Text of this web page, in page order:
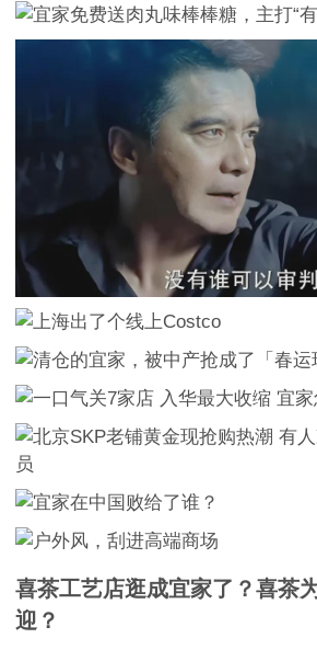
喜茶工艺店逛成宜家了？喜茶
迎？